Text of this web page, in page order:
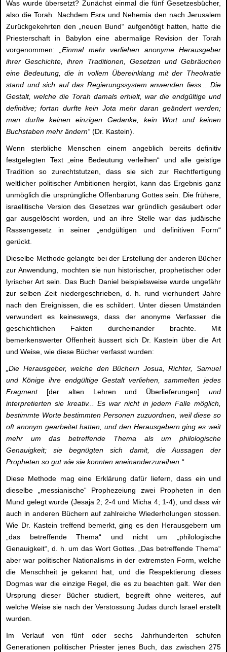
Was wurde übersetzt? Zunächst einmal die fünf Gesetzesbücher,
also die Torah. Nachdem Esra und Nehemia den nach Jerusalem
Zurückgekehrten den „neuen Bund“ aufgenötigt hatten, hatte die
Priesterschaft in Babylon eine abermalige Revision der Torah
vorgenommen:„Einmal mehr verliehen anonyme Herausgeber
ihrer Geschichte, ihren Traditionen, Gesetzen und Gebräuchen
eine Bedeutung, die in vollem Übereinklang mit der Theokratie
stand und sich auf das Regierungssystem anwenden liess... Die
Gestalt, welche die Torah damals erhielt, war die endgültige und
definitive; fortan durfte kein Jota mehr daran geändert werden;
man durfte keinen einzigen Gedanke, kein Wort und keinen
Buchstaben mehr ändern“ (Dr. Kastein).
Wenn sterbliche Menschen einem angeblich bereits definitiv
festgelegten Text „eine Bedeutung verleihen“ und alle geistige
Tradition so zurechtstutzen, dass sie sich zur Rechtfertigung
weltlicher politischer Ambitionen hergibt, kann das Ergebnis ganz
unmöglich die ursprüngliche Offenbarung Gottes sein. Die frühere,
israelitische Version des Gesetzes war gründlich gesäubert oder
gar ausgelöscht worden, und an ihre Stelle war das judäische
Rassengesetz in seiner „endgültigen und definitiven Form“
gerückt.
Dieselbe Methode gelangte bei der Erstellung der anderen Bücher
zur Anwendung, mochten sie nun historischer, prophetischer oder
lyrischer Art sein. Das Buch Daniel beispielsweise wurde ungefähr
zur selben Zeit niedergeschrieben, d. h. rund vierhundert Jahre
nach den Ereignissen, die es schildert. Unter diesen Umständen
verwundert es keineswegs, dass der anonyme Verfasser die
geschichtlichen Fakten durcheinander brachte. Mit
bemerkenswerter Offenheit äussert sich Dr. Kastein über die Art
und Weise, wie diese Bücher verfasst wurden:
„Die Herausgeber, welche den Büchern Josua, Richter, Samuel
und Könige ihre endgültige Gestalt verliehen, sammelten jedes
Fragment [der alten Lehren und Überlieferungen]und
interpretierten sie kreativ... Es war nicht in jedem Falle möglich,
bestimmte Worte bestimmten Personen zuzuordnen, weil diese so
oft anonym gearbeitet hatten, und den Herausgebern ging es weit
mehr um das betreffende Thema als um philologische
Genauigkeit; sie begnügten sich damit, die Aussagen der
Propheten so gut wie sie konnten aneinanderzureihen.“
Diese Methode mag eine Erklärung dafür liefern, dass ein und
dieselbe „messianische“ Prophezeiung zwei Propheten in den
Mund gelegt wurde (Jesaja 2; 2-4 und Micha 4; 1-4), und dass wir
auch in anderen Büchern auf zahlreiche Wiederholungen stossen.
Wie Dr. Kastein treffend bemerkt, ging es den Herausgebern um
„das betreffende Thema“ und nicht um „philologische
Genauigkeit“, d. h. um das Wort Gottes. „Das betreffende Thema“
aber war politischer Nationalisms in der extremsten Form, welche
die Menschheit je gekannt hat, und die Respektierung dieses
Dogmas war die einzige Regel, die es zu beachten galt. Wer den
Ursprung dieser Bücher studiert, begreift ohne weiteres, auf
welche Weise sie nach der Verstossung Judas durch Israel erstellt
wurden.
Im Verlauf von fünf oder sechs Jahrhunderten schufen
Generationen politischer Priester jenes Buch, das zwischen 275